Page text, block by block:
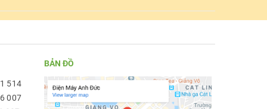
514
007
BẢN ĐỒ